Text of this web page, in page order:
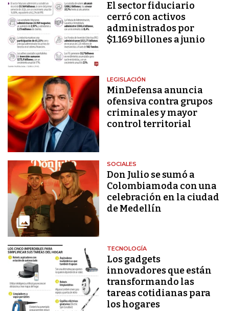
El sector fiduciario
cerró con activos
administrados por
$1.169 billones a junio
LEGISLACIÓN
MinDefensa anuncia
ofensiva contra grupos
criminales y mayor
control territorial
SOCIALES
Don Julio se sumó a
Colombiamoda con una
celebración en la ciudad
de Medellín
TECNOLOGÍA
Los gadgets
innovadores que están
transformando las
tareas cotidianas para
los hogares